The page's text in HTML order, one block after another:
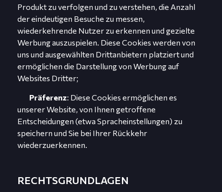
Produkt zu verfolgen und zu verstehen, die Anzahl
der eindeutigen Besuche zu messen,
wiederkehrende Nutzer zu erkennen und gezielte
Werbung auszuspielen. Diese Cookies werden von
uns und ausgewählten Drittanbietern platziert und
ermöglichen die Darstellung von Werbung auf
Websites Dritter;
Präferenz: Diese Cookies ermöglichen es
unserer Website, von Ihnen getroffene
Entscheidungen (etwa Spracheinstellungen) zu
speichern und Sie bei Ihrer Rückkehr
wiederzuerkennen.
RECHTSGRUNDLAGEN